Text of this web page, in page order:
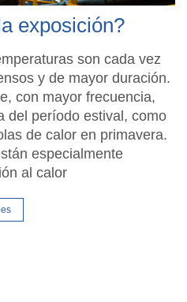
exposición?
son cada vez
y de mayor duración.
con mayor frecuencia,
del período estival, como
de calor en primavera.
especialmente
al calor